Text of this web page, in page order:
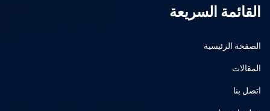
القائمة السريعة
الصفحة الرئيسية
المقالات
اتصل بنا